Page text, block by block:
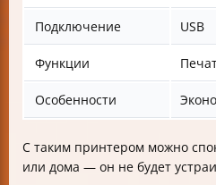
Подключение USB
Функции
Особенности
С таким принтером можно
или дома — он не будет